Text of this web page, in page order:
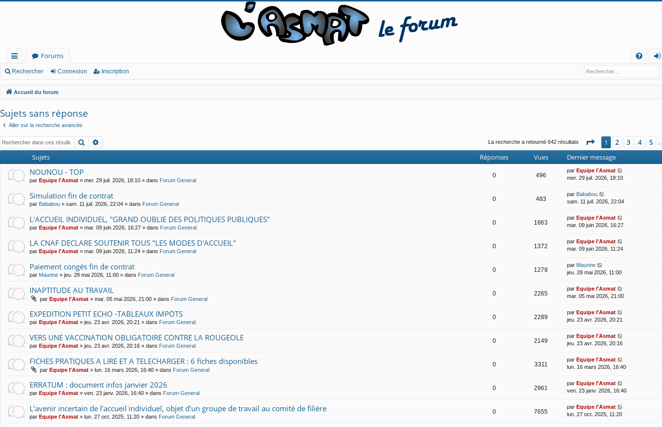
ac
co
ur
cis
Forums
Q
n
ne
n
Rechercher Connexion Inscription
Accueil du forum
Sujets sans réponse
Aller sur la recherche avancée
Rechercher La recherche a retourné 642 résultats Page 1sur 13
1 2 3 4 5
Sujets Réponses Vues Dernier message
NOUNOU - TOP
par Equipe l'Asmat » mer. 29 juil. 2026, 18:10 » dans Forum General
0 496
par Equipe l'Asmat
mer. 29 juil. 2026, 18:10
Simulation fin de contrat
par Bababou » sam. 11 juil. 2026, 22:04 » dans Forum General
0 483
par Bababou
sam. 11 juil. 2026, 22:04
L'ACCUEIL INDIVIDUEL, "GRAND OUBLIE DES POLITIQUES PUBLIQUES"
par Equipe l'Asmat » mar. 09 juin 2026, 16:27 » dans Forum General
0 1863
par Equipe l'Asmat
mar. 09 juin 2026, 16:27
LA CNAF DECLARE SOUTENIR TOUS "LES MODES D'ACCUEIL"
par Equipe l'Asmat » mar. 09 juin 2026, 11:24 » dans Forum General
0 1372
par Equipe l'Asmat
mar. 09 juin 2026, 11:24
Paiement congés fin de contrat
par Maurine » jeu. 28 mai 2026, 11:00 » dans Forum General
0 1279
par Maurine
jeu. 28 mai 2026, 11:00
INAPTITUDE AU TRAVAIL
par Equipe l'Asmat » mar. 05 mai 2026, 21:00 » dans Forum General
0 2265
par Equipe l'Asmat
mar. 05 mai 2026, 21:00
EXPEDITION PETIT ECHO -TABLEAUX IMPÖTS
par Equipe l'Asmat » jeu. 23 avr. 2026, 20:21 » dans Forum General
0 2289
par Equipe l'Asmat
jeu. 23 avr. 2026, 20:21
VERS UNE VACCINATION OBLIGATOIRE CONTRE LA ROUGEOLE
par Equipe l'Asmat » jeu. 23 avr. 2026, 20:16 » dans Forum General
0 2149
par Equipe l'Asmat
jeu. 23 avr. 2026, 20:16
FICHES PRATIQUES A LIRE ET A TELECHARGER : 6 fiches disponibles
par Equipe l'Asmat » lun. 16 mars 2026, 16:40 » dans Forum General
0 3311
par Equipe l'Asmat
lun. 16 mars 2026, 16:40
ERRATUM : document infos janvier 2026
par Equipe l'Asmat » ven. 23 janv. 2026, 16:40 » dans Forum General
0 2961
par Equipe l'Asmat
ven. 23 janv. 2026, 16:40
L’avenir incertain de l’accueil individuel, objet d’un groupe de travail au comité de filière
par Equipe l'Asmat » lun. 27 oct. 2025, 11:20 » dans Forum General
0 7655
par Equipe l'Asmat
lun. 27 oct. 2025, 11:20